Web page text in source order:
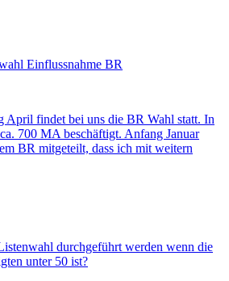
Einflussnahme BR
April findet bei uns die BR Wahl statt. In
700 MA beschäftigt. Anfang Januar
BR mitgeteilt, dass ich mit weitern
durchgeführt werden wenn die
unter 50 ist?